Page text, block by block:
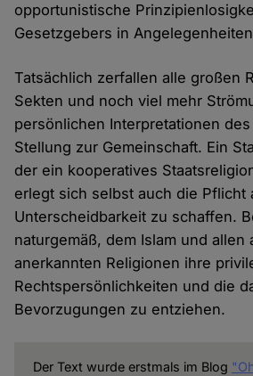
opportunistische
Gesetzgebers in
Tatsächlich zerfallen alle großen
Sekten und noch viel mehr
persönlichen Interpretationen
Stellung zur Gemeinschaft. Ein
der ein kooperatives
erlegt sich selbst auch die Pflicht
Unterscheidbarkeit zu schaffen.
naturgemäß, dem Islam und allen
anerkannten Religionen ihre
Rechtspersönlichkeiten und die
Bevorzugungen zu entziehen.
Der Text wurde erstmals im Blog